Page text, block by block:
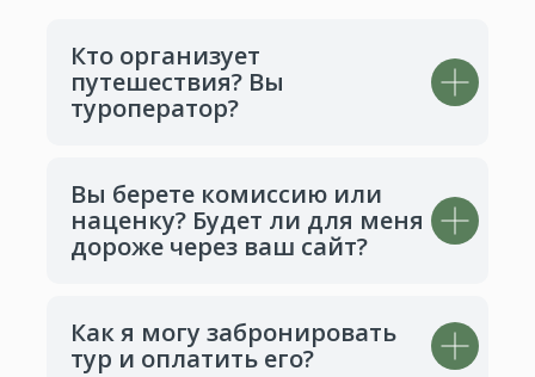
Кто организует
путешествия? Вы
туроператор?
Вы берете комиссию или
наценку? Будет ли для меня
дороже через ваш сайт?
Как я могу забронировать
тур и оплатить его?